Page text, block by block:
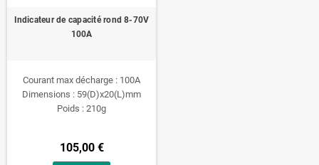
Indicateur de capacité rond 8-70V
100A
Courant max décharge : 100A
Dimensions : 59(D)x20(L)mm
Poids : 210g
105,00 €